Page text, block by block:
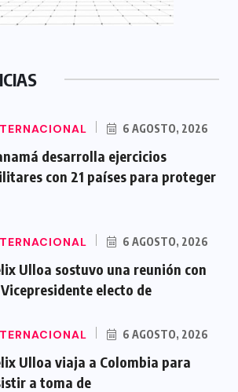
6 AGOSTO, 2026
desarrolla ejercicios
con 21 países para proteger
6 AGOSTO, 2026
Ulloa sostuvo una reunión con
electo de
6 AGOSTO, 2026
Ulloa viaja a Colombia para
a toma de